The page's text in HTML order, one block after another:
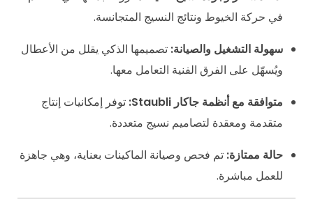
في حركة الخيوط ونتائج النسيج المتجانسة.
سهولة التشغيل والصيانة: تصميمها الذكي يقلل من الأعطال
ويُسهّل على الفرق الفنية التعامل معها.
متوافقة مع أنظمة جاكار Staubli:
توفر إمكانيات إنتاج
متقدمة ومعقدة لتصاميم نسيج متعددة.
حالة ممتازة: تم فحص وصيانة الماكينات بعناية، وهي جاهزة
للعمل مباشرة.